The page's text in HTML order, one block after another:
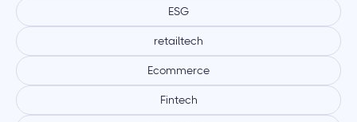
ESG
retailtech
Ecommerce
Fintech